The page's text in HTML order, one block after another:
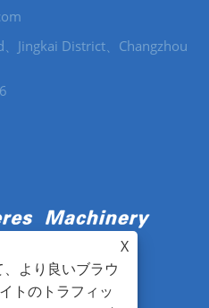
Jingkai District、Changzhou
X
より良いブラウ
トのトラフィッ